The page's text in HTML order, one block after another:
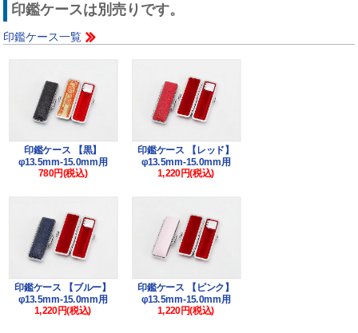
印鑑ケースは別売りです。
印鑑ケース一覧
印鑑ケース 【黒】
φ13.5mm-15.0mm用
780円(税込)
印鑑ケース 【レッド】
φ13.5mm-15.0mm用
1,220円(税込)
印鑑ケース 【ブルー】
φ13.5mm-15.0mm用
1,220円(税込)
印鑑ケース 【ピンク】
φ13.5mm-15.0mm用
1,220円(税込)